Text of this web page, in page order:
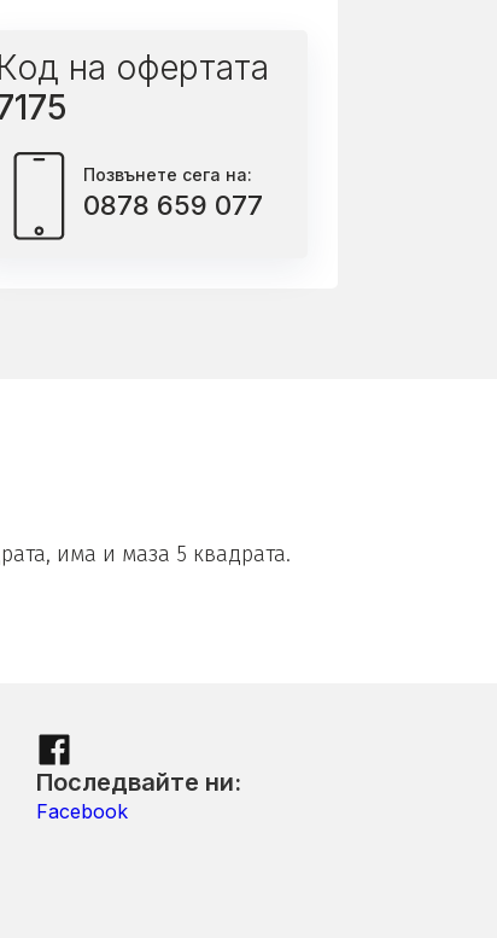
Код на офертата
Позвънете сега на:
0878 659 077
има и маза 5 квадрата.
Последвайте ни:
Facebook